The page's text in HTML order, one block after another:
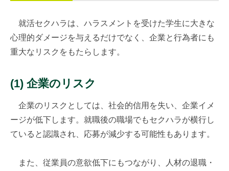
就活セクハラは、ハラスメントを受けた学生に大きな
心理的ダメージを与えるだけでなく、企業と行為者にも
重大なリスクをもたらします。
(1) 企業のリスク
企業のリスクとしては、社会的信用を失い、企業イメ
ージが低下します。就職後の職場でもセクハラが横行し
ていると認識され、応募が減少する可能性もあります。
また、従業員の意欲低下にもつながり、人材の退職・